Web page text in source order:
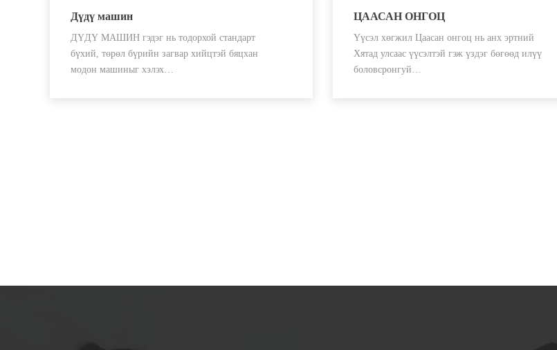
Дүдү машин
ДҮДҮ МАШИН гэдэг нь тодорхой стандарт
бүхий, төрөл бүрийн загвар хийцтэй бяцхан
модон машиныг хэлэх…
ЦААСАН ОНГОЦ
Үүсэл хөгжил Цаасан онгоц нь анх эртний
Хятад улсаас үүсэлтэй гэж үздэг бөгөөд илүү
боловсронгуй…